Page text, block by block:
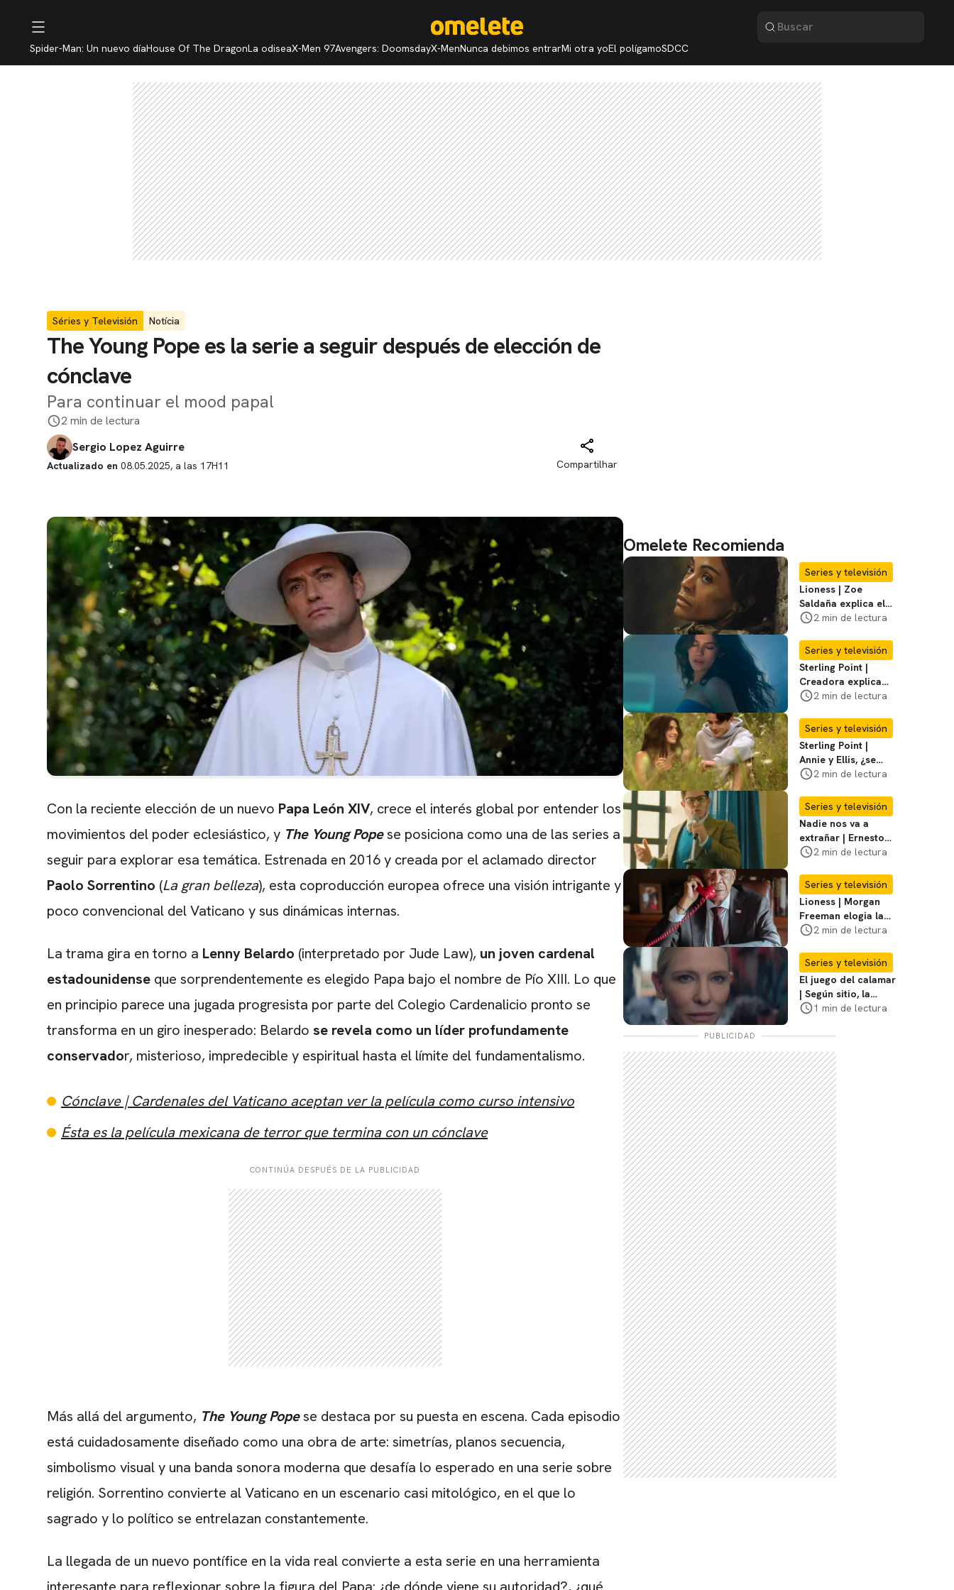
Spider-Man: Un nuevo díaHouse Of The DragonLa odiseaX-Men 97Avengers: DoomsdayX-MenNunca debimos entrarMi otra yoEl polígamoSDCC
Séries y Televisión Notícia
The Young Pope es la serie a seguir después de elección de
cónclave
Para continuar el mood papal
2 min de lectura
Sergio Lopez Aguirre
Actualizado en 08.05.2025, a las 17H11 Compartilhar
Con la reciente elección de un nuevo Papa León XIV, crece el interés global por entender los
movimientos del poder eclesiástico, y The Young Popese posiciona como una de las series a
seguir para explorar esa temática. Estrenada en 2016 y creada por el aclamado director
Paolo Sorrentino (La gran belleza), esta coproducción europea ofrece una visión intrigante y
poco convencional del Vaticano y sus dinámicas internas.
La trama gira en torno a Lenny Belardo (interpretado por Jude Law), un joven cardenal
estadounidense que sorprendentemente es elegido Papa bajo el nombre de Pío XIII. Lo que
en principio parece una jugada progresista por parte del Colegio Cardenalicio pronto se
transforma en un giro inesperado: Belardo se revela como un líder profundamente
conservador, misterioso, impredecible y espiritual hasta el límite del fundamentalismo.
Cónclave | Cardenales del Vaticano aceptan ver la película como curso intensivo
Ésta es la película mexicana de terror que termina con un cónclave
CONTINÚA DESPUÉS DE LA PUBLICIDAD
Más allá del argumento, The Young Popese destaca por su puesta en escena. Cada episodio
está cuidadosamente diseñado como una obra de arte: simetrías, planos secuencia,
simbolismo visual y una banda sonora moderna que desafía lo esperado en una serie sobre
religión. Sorrentino convierte al Vaticano en un escenario casi mitológico, en el que lo
sagrado y lo político se entrelazan constantemente.
La llegada de un nuevo pontífice en la vida real convierte a esta serie en una herramienta
Omelete Recomienda
Series y televisión
Lioness | Zoe
Saldaña explica el
violento secuestro
temporada 3
2 min de lectura
Series y televisión
Sterling Point |
Creadora explica
momentos clave del
2 min de lectura
Series y televisión
Sterling Point |
Annie y Ellis, ¿se
quedan juntos o
2 min de lectura
Series y televisión
Nadie nos va a
extrañar | Ernesto
Laguardia habla
2
2 min de lectura
Series y televisión
Lioness | Morgan
Freeman elogia la
escritura de Taylor
coraje"
2 min de lectura
Series y televisión
El juego del calamar
| Según sitio, la
versión de David
debería suceder
1 min de lectura
PUBLICIDAD
CARREGANDO PUBLICIDADE